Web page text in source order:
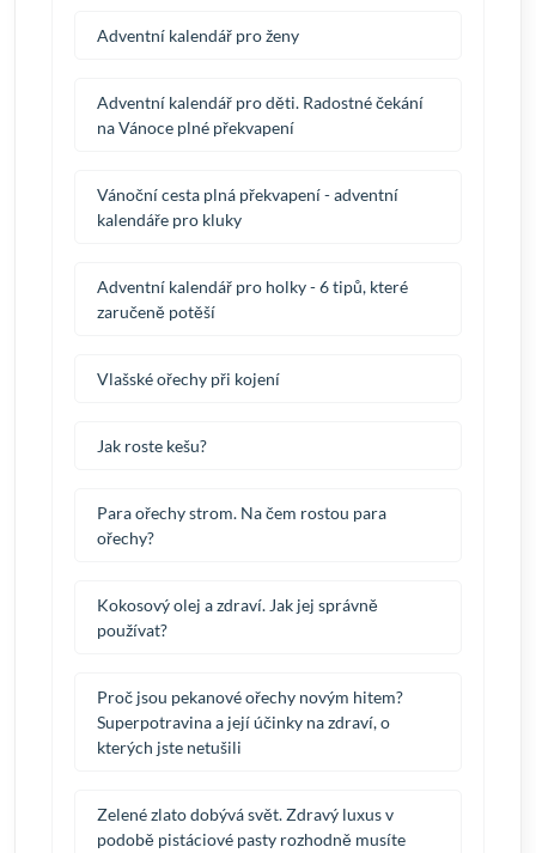
Adventní kalendář pro ženy
Adventní kalendář pro děti. Radostné čekání
na Vánoce plné překvapení
Vánoční cesta plná překvapení - adventní
kalendáře pro kluky
Adventní kalendář pro holky - 6 tipů, které
zaručeně potěší
Vlašské ořechy při kojení
Jak roste kešu?
Para ořechy strom. Na čem rostou para
ořechy?
Kokosový olej a zdraví. Jak jej správně
používat?
Proč jsou pekanové ořechy novým hitem?
Superpotravina a její účinky na zdraví, o
kterých jste netušili
Zelené zlato dobývá svět. Zdravý luxus v
podobě pistáciové pasty rozhodně musíte